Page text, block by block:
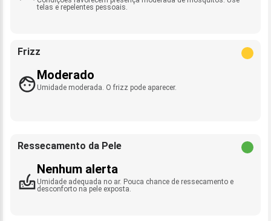
telas e repelentes pessoais.
Frizz
Moderado
Umidade moderada. O frizz pode aparecer.
Ressecamento da Pele
Nenhum alerta
Umidade adequada no ar. Pouca chance de ressecamento e
desconforto na pele exposta.